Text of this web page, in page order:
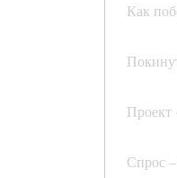
Как
Проект
Спрос